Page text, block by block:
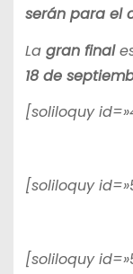
serán para el
La gran final
18 de
[soliloquy
[soliloquy
[soliloquy